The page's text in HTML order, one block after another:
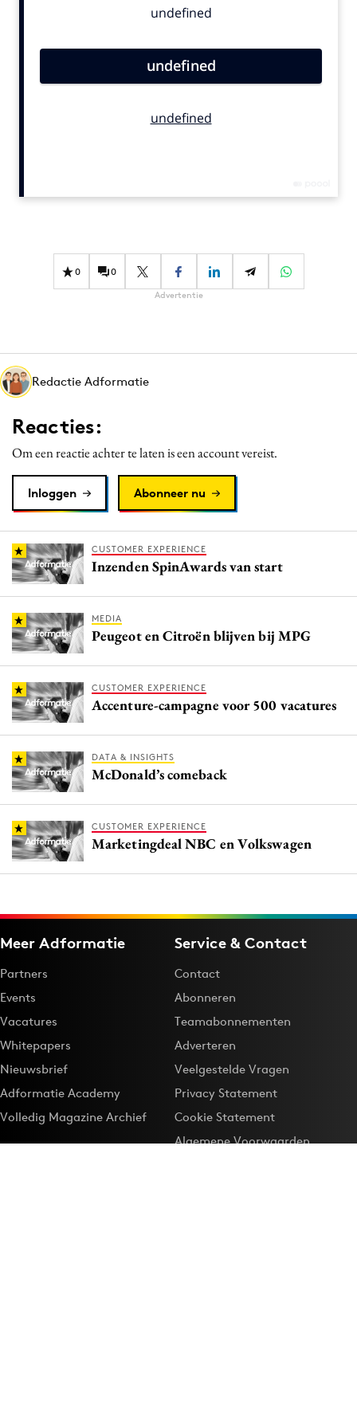
Contentmarketing
Effectiviteit
Gedragsverandering
Martech
Media
Merkstrategie
PR
Programmatic
Reputatie & crisis
0 0
Advertentie
Redactie Adformatie
Reacties:
Om een reactie achter te laten is een account vereist.
Inloggen Abonneer nu
CUSTOMER EXPERIENCE
Inzenden SpinAwards van start
MEDIA
Peugeot en Citroën blijven bij MPG
CUSTOMER EXPERIENCE
Accenture-campagne voor 500 vacatures
DATA & INSIGHTS
McDonald’s comeback
CUSTOMER EXPERIENCE
Marketingdeal NBC en Volkswagen
Meer Adformatie
Partners
Events
Vacatures
Whitepapers
Nieuwsbrief
Adformatie Academy
Volledig Magazine Archief
Service & Contact
Contact
Abonneren
Teamabonnementen
Adverteren
Veelgestelde Vragen
Privacy Statement
Cookie Statement
Algemene Voorwaarden